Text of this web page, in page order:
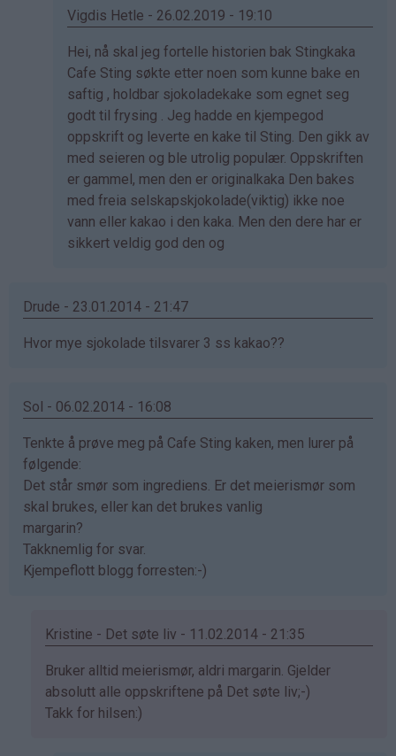
sandanger
(ikke
bekreftet)
Vigdis Hetle - 26.02.2019 - 19:10
Som
svar
på
av
Jan
fred
sandanger
(ikke
bekreftet)
Hei, nå skal jeg fortelle historien bak Stingkaka
Cafe Sting søkte etter noen som kunne bake en
saftig , holdbar sjokoladekake som egnet seg
godt til frysing . Jeg hadde en kjempegod
oppskrift og leverte en kake til Sting. Den gikk av
med seieren og ble utrolig populær. Oppskriften
er gammel, men den er originalkaka Den bakes
med freia selskapskjokolade(viktig) ikke noe
vann eller kakao i den kaka. Men den dere har er
sikkert veldig god den og
Drude - 23.01.2014 - 21:47
Hvor mye sjokolade tilsvarer 3 ss kakao??
Sol - 06.02.2014 - 16:08
Tenkte å prøve meg på Cafe Sting kaken, men lurer på
følgende:
Det står smør som ingrediens. Er det meierismør som
skal brukes, eller kan det brukes vanlig
margarin?
Takknemlig for svar.
Kjempeflott blogg forresten:-)
Kristine - Det søte liv - 11.02.2014 - 21:35
Som
svar
på
Bruker alltid meierismør, aldri margarin. Gjelder
absolutt alle oppskriftene på Det søte liv;-)
Takk for hilsen:)